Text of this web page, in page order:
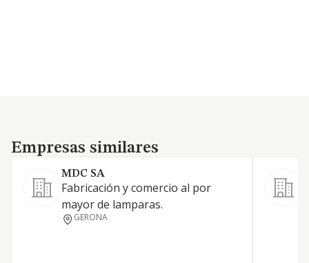
Empresas similares
Empresas similares
MDC SA
Fabricación y comercio al por
mayor de lamparas.
GERONA